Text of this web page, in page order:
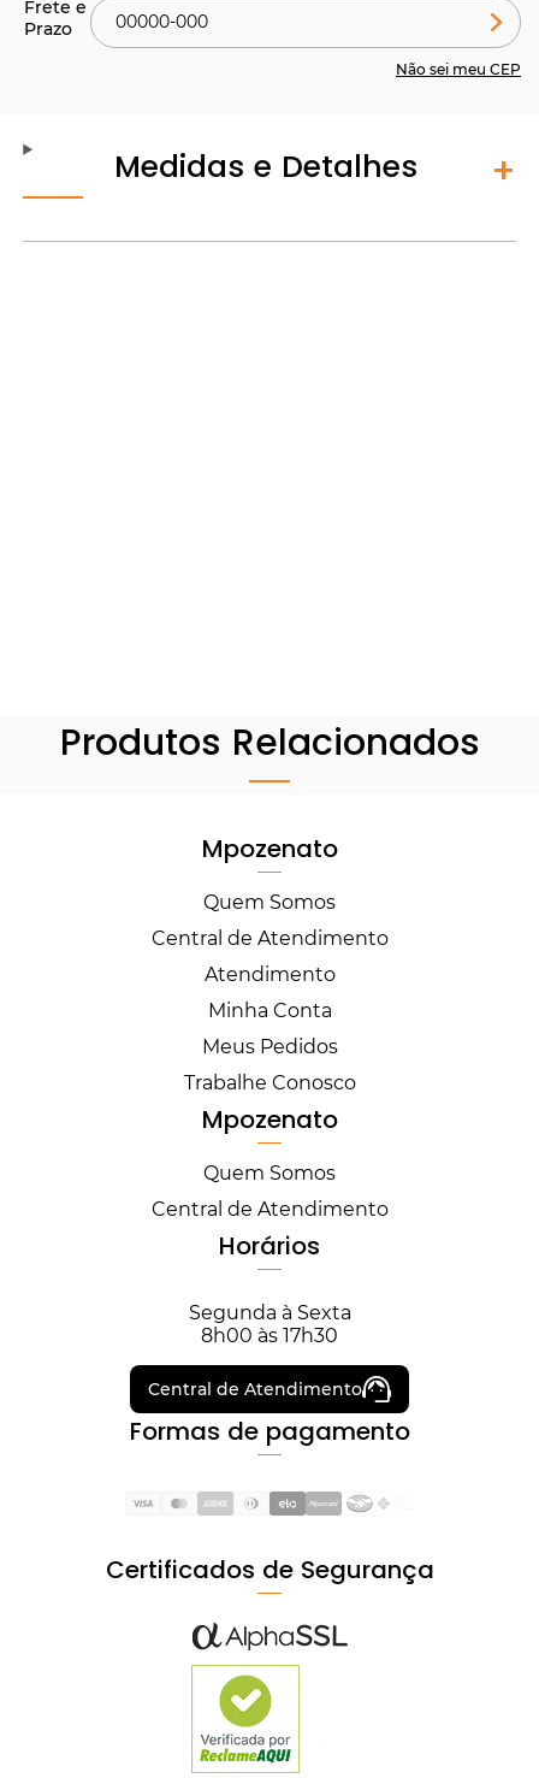
Não sei meu CEP
Medidas e Detalhes
Produtos Relacionados
Mpozenato
Quem Somos
Central de Atendimento
Atendimento
Minha Conta
Meus Pedidos
Trabalhe Conosco
Mpozenato
Quem Somos
Central de Atendimento
Horários
Segunda à Sexta
8h00 às 17h30
Central de Atendimento
Formas de pagamento
Certificados de Segurança